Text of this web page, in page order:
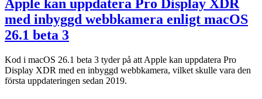
Apple kan uppdatera Pro Display XDR
med inbyggd webbkamera enligt macOS
26.1 beta 3
Kod i macOS 26.1 beta 3 tyder på att Apple kan uppdatera Pro
Display XDR med en inbyggd webbkamera, vilket skulle vara den
första uppdateringen sedan 2019.